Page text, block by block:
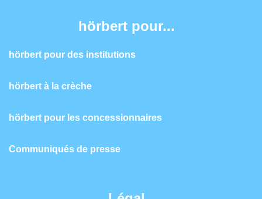
hörbert pour...
hörbert pour des institutions
hörbert à la crèche
hörbert pour les concessionnaires
Communiqués de presse